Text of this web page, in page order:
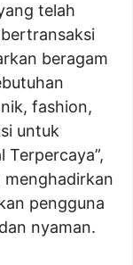
telah
beragam
fashion,
untuk
Terpercaya”,
menghadirkan
pengguna
nyaman.